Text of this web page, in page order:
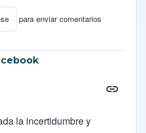
para enviar comentarios
la incertidumbre y